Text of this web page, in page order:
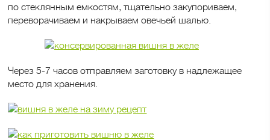
по стеклянным емкостям, тщательно закупориваем,
переворачиваем и накрываем овечьей шалью.
Через 5-7 часов отправляем заготовку в надлежащее
место для хранения.